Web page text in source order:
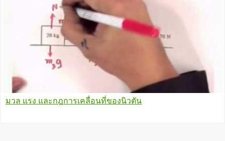
มวล แรง และกฎการเคลื่อนที่ของนิวตัน